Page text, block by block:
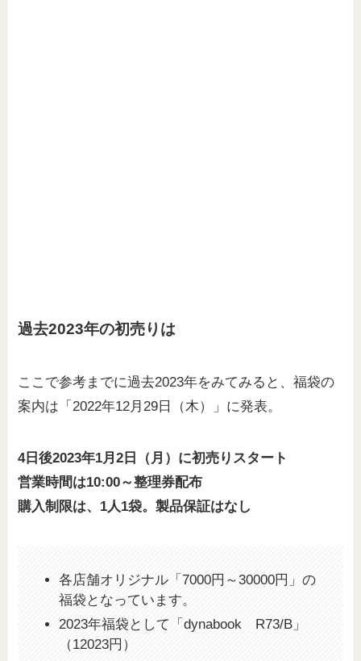
過去2023年の初売りは
ここで参考までに過去2023年をみてみると、福袋の
案内は「2022年12月29日（木）」に発表。
4日後2023年1月2日（月）に初売りスタート
営業時間は10:00～整理券配布
購入制限は、1人1袋。製品保証はなし
各店舗オリジナル「7000円～30000円」の
福袋となっています。
2023年福袋として「dynabook R73/B」
（12023円）